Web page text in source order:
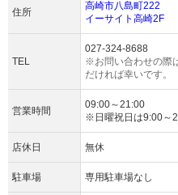
住所
高崎市八島町222
イーサイト高崎2F
TEL
027-324-8688
※お問い合わせの際
だければ幸いです。
営業時間
09:00～21:00
※日曜祝日は9:00～
店休日 無休
駐車場 専用駐車場なし